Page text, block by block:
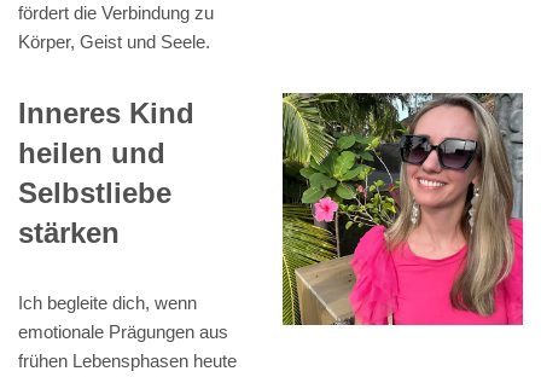
fördert die Verbindung zu
Körper, Geist und Seele.
Inneres Kind
heilen und
Selbstliebe
stärken
Ich begleite dich, wenn
emotionale Prägungen aus
frühen Lebensphasen heute